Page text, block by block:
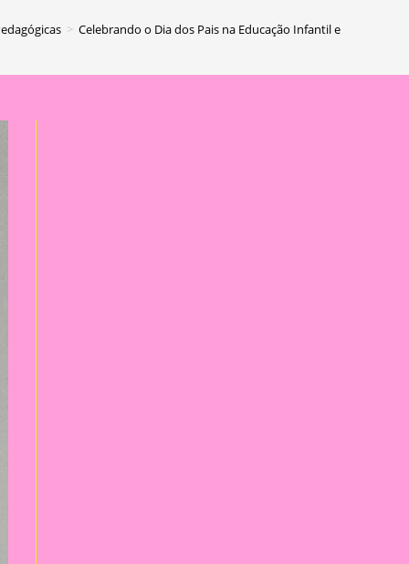
> Celebrando o Dia dos Pais na Educação Infantil e no Ensino